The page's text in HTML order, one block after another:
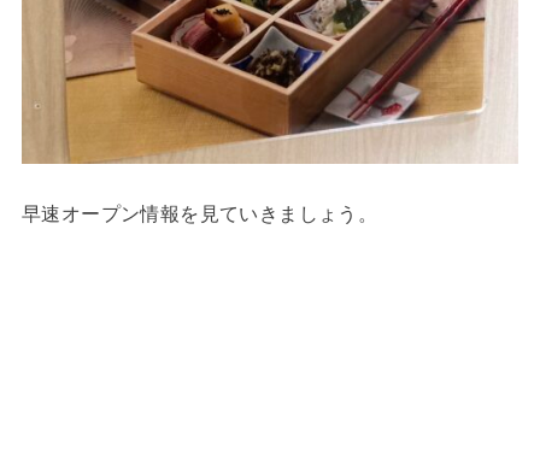
早速オープン情報を見ていきましょう。